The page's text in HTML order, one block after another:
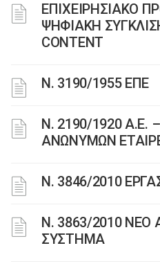
ΕΠΙΧΕΙΡΗΣΙΑΚΟ
ΨΗΦΙΑΚΗ
CONTENT
Ν. 3190/1955 ΕΠΕ
Ν. 2190/1920 Α.Ε.
ΑΝΩΝΥΜΩΝ
Ν. 3846/2010
N. 3863/2010 ΝΕΟ
ΣΥΣΤΗΜΑ